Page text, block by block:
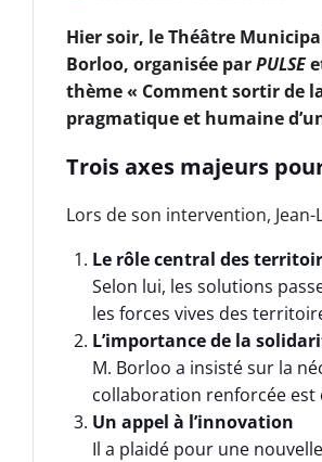
Hier soir, le Théâtre
Borloo, organisée parPULSE
thème « Comment sortir de
pragmatique et humaine
Trois axes majeurs
Lors de son intervention,
Le rôle central des
Selon lui, les solutions
les forces vives des
L’importance de la
M. Borloo a insisté sur la
collaboration renforcée
Un appel à l’innovation
Il a plaidé pour une